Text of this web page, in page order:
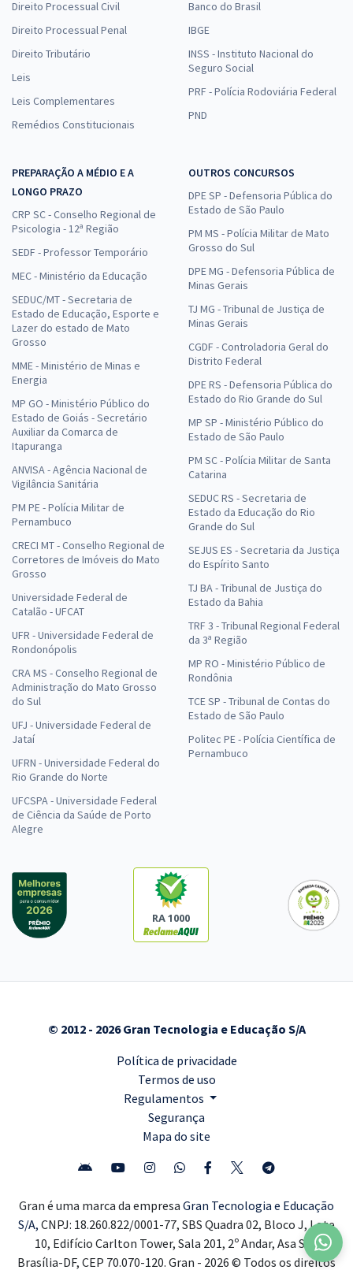
Direito Processual Civil
Direito Processual Penal
Direito Tributário
Leis
Leis Complementares
Remédios Constitucionais
Banco do Brasil
IBGE
INSS - Instituto Nacional do
Seguro Social
PRF - Polícia Rodoviária Federal
PND
PREPARAÇÃO A MÉDIO E A
LONGO PRAZO
CRP SC - Conselho Regional de
Psicologia - 12ª Região
SEDF - Professor Temporário
MEC - Ministério da Educação
SEDUC/MT - Secretaria de
Estado de Educação, Esporte e
Lazer do estado de Mato
Grosso
MME - Ministério de Minas e
Energia
MP GO - Ministério Público do
Estado de Goiás - Secretário
Auxiliar da Comarca de
Itapuranga
ANVISA - Agência Nacional de
Vigilância Sanitária
PM PE - Polícia Militar de
Pernambuco
CRECI MT - Conselho Regional de
Corretores de Imóveis do Mato
Grosso
Universidade Federal de
Catalão - UFCAT
UFR - Universidade Federal de
Rondonópolis
CRA MS - Conselho Regional de
Administração do Mato Grosso
do Sul
UFJ - Universidade Federal de
Jataí
UFRN - Universidade Federal do
Rio Grande do Norte
UFCSPA - Universidade Federal
de Ciência da Saúde de Porto
Alegre
OUTROS CONCURSOS
DPE SP - Defensoria Pública do
Estado de São Paulo
PM MS - Polícia Militar de Mato
Grosso do Sul
DPE MG - Defensoria Pública de
Minas Gerais
TJ MG - Tribunal de Justiça de
Minas Gerais
CGDF - Controladoria Geral do
Distrito Federal
DPE RS - Defensoria Pública do
Estado do Rio Grande do Sul
MP SP - Ministério Público do
Estado de São Paulo
PM SC - Polícia Militar de Santa
Catarina
SEDUC RS - Secretaria de
Estado da Educação do Rio
Grande do Sul
SEJUS ES - Secretaria da Justiça
do Espírito Santo
TJ BA - Tribunal de Justiça do
Estado da Bahia
TRF 3 - Tribunal Regional Federal
da 3ª Região
MP RO - Ministério Público de
Rondônia
TCE SP - Tribunal de Contas do
Estado de São Paulo
Politec PE - Polícia Científica de
Pernambuco
RA 1000
© 2012 - 2026 Gran Tecnologia e Educação S/A
Política de privacidade
Termos de uso
Regulamentos
Segurança
Mapa do site
Gran é uma marca da empresa Gran Tecnologia e Educação
S/A, CNPJ: 18.260.822/0001-77, SBS Quadra 02, Bloco J, Lote
10, Edifício Carlton Tower, Sala 201, 2º Andar, Asa Sul,
Brasília-DF, CEP 70.070-120. Gran - 2026 © Todos os direitos